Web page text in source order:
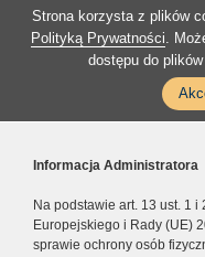
Strona korzysta z plików
Polityką Prywatności.
dostępu do
Informacja Administratora
Na podstawie art. 13 ust. 1
Europejskiego i Rady (UE)
sprawie ochrony osób